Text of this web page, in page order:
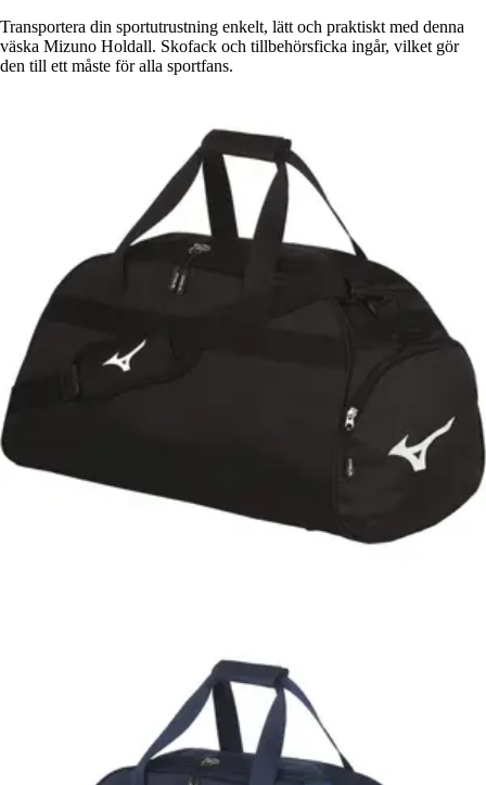
Transportera din sportutrustning enkelt, lätt och praktiskt med denna
väska Mizuno Holdall. Skofack och tillbehörsficka ingår, vilket gör
den till ett måste för alla sportfans.